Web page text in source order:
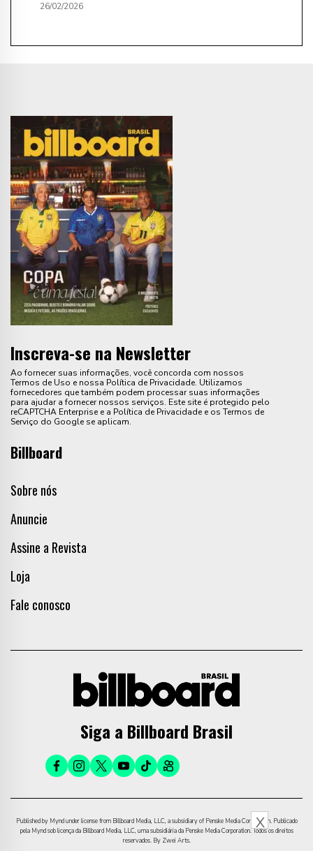
26/02/2026
Inscreva-se na Newsletter
Ao fornecer suas informações, você concorda com nossos
Termos de Uso e nossa Política de Privacidade. Utilizamos
fornecedores que também podem processar suas informações
para ajudar a fornecer nossos serviços. Este site é protegido pelo
reCAPTCHA Enterprise e a Política de Privacidade e os Termos de
Serviço do Google se aplicam.
Billboard
Sobre nós
Anuncie
Assine a Revista
Loja
Fale conosco
Siga a Billboard Brasil
Published by Mynd under license from Billboard Media, LLC, a subsidiary of Penske Media Corporation. Publicado
pela Mynd sob licença da Billboard Media, LLC, uma subsidiária da Penske Media Corporation. Todos os direitos
reservados. By Zwei Arts.
X